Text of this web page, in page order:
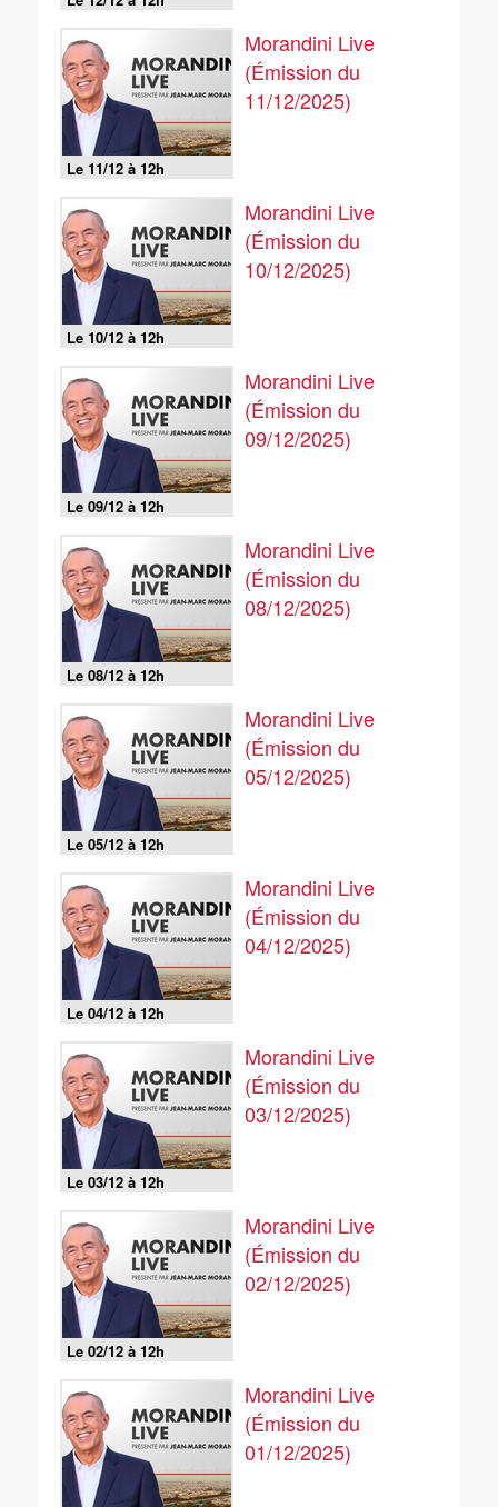
Le 11/12 à 12h
Morandini Live
(Émission du
11/12/2025)
Le 10/12 à 12h
Morandini Live
(Émission du
10/12/2025)
Le 09/12 à 12h
Morandini Live
(Émission du
09/12/2025)
Le 08/12 à 12h
Morandini Live
(Émission du
08/12/2025)
Le 05/12 à 12h
Morandini Live
(Émission du
05/12/2025)
Le 04/12 à 12h
Morandini Live
(Émission du
04/12/2025)
Le 03/12 à 12h
Morandini Live
(Émission du
03/12/2025)
Le 02/12 à 12h
Morandini Live
(Émission du
02/12/2025)
Morandini Live
(Émission du
01/12/2025)